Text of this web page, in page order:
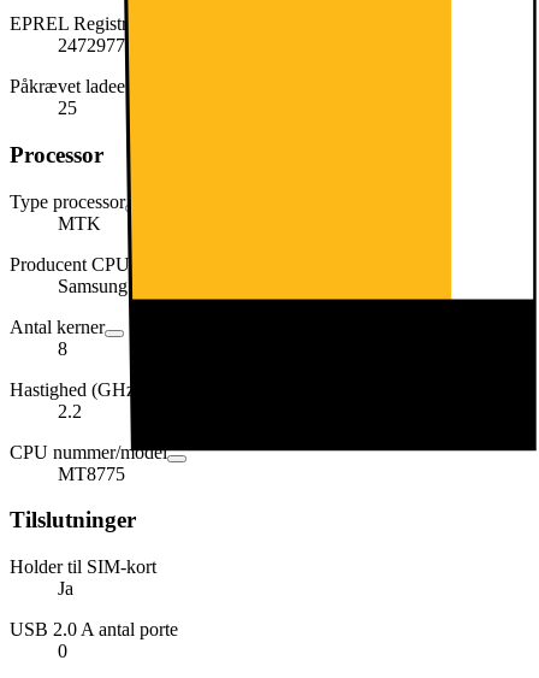
EPREL Registreringsnummer
2472977
Påkrævet ladeeffekt (maks. i W)
25
Processor
Type processor
MTK
Producent CPU
Samsung
Antal kerner
8
Hastighed (GHz)
2.2
CPU nummer/model
MT8775
Tilslutninger
Holder til SIM-kort
Ja
USB 2.0 A antal porte
0